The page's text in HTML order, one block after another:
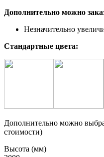
Дополнительно можно
Незначительно
Стандартные цвета:
Дополнительно можно
стоимости)
Высота (мм)